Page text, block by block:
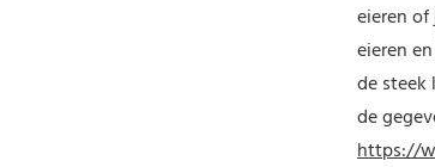
eieren
eieren
de steek
de
https://